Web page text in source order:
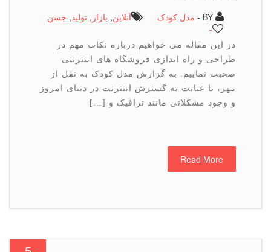
مدل کودک آنلاین ,بازار,تولید,جشن
در این مقاله می خواهیم درباره نکات مهم در
طراحی و راه اندازی فروشگاه های اینترنتی
صحبت نماییم. به گزارش مدل کودک به نقل از
مهر، با عنایت به گسترش اینترنت در دنیای امروز
و وجود مشکلاتی مانند ترافیک و […]
Read More